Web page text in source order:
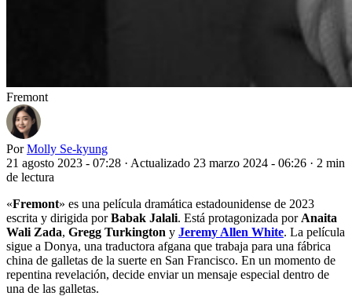
Fremont
Por Molly Se-kyung
21 agosto 2023 - 07:28 · Actualizado 23 marzo 2024 - 06:26 · 2 min
de lectura
«Fremont» es una película dramática estadounidense de 2023
escrita y dirigida porBabak Jalali. Está protagonizada por Anaita
Wali Zada, Gregg Turkington y Jeremy Allen White. La película
sigue a Donya, una traductora afgana que trabaja para una fábrica
china de galletas de la suerte en San Francisco. En un momento de
repentina revelación, decide enviar un mensaje especial dentro de
una de las galletas.